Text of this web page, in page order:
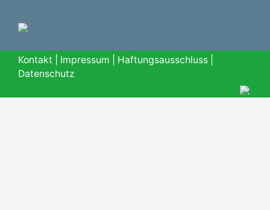
Kontakt Impressum Haftungsausschluss
Datenschutz